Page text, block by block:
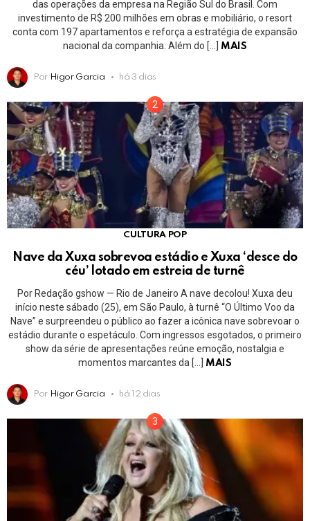
das operações da empresa na Região Sul do Brasil. Com
investimento de R$ 200 milhões em obras e mobiliário, o resort
conta com 197 apartamentos e reforça a estratégia de expansão
nacional da companhia. Além do […] MAIS
Por Higor Garcia há 3 dias
CULTURA POP
Nave da Xuxa sobrevoa estádio e Xuxa ‘desce do
céu’ lotado em estreia de turnê
Por Redação gshow — Rio de Janeiro A nave decolou! Xuxa deu
início neste sábado (25), em São Paulo, à turnê “O Último Voo da
Nave” e surpreendeu o público ao fazer a icônica nave sobrevoar o
estádio durante o espetáculo. Com ingressos esgotados, o primeiro
show da série de apresentações reúne emoção, nostalgia e
momentos marcantes da […]
MAIS
Por Higor Garcia há 12 dias